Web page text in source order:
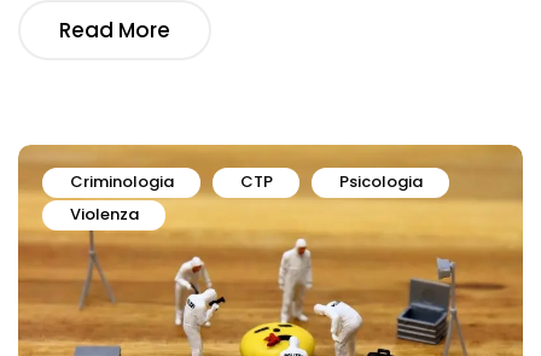
Read More
Criminologia CTP
Psicologia
Violenza